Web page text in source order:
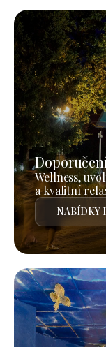
Wellness,
a kvalitní
NABÍDKY